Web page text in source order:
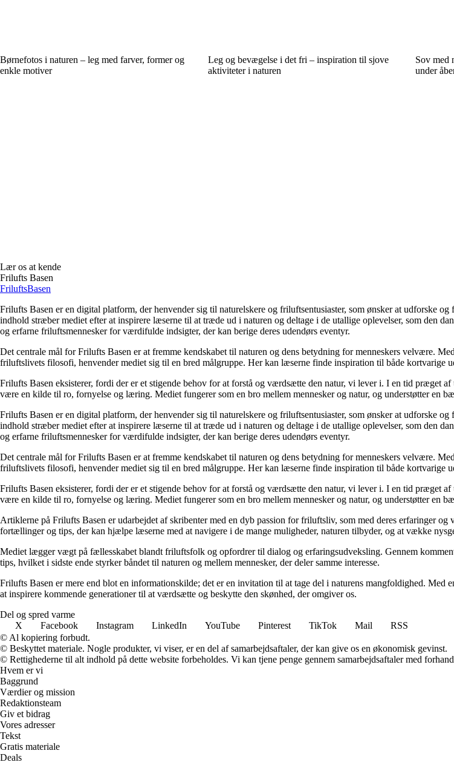
Børnefotos i naturen – leg med farver, former og
enkle motiver
Leg og bevægelse i det fri – inspiration til sjove
aktiviteter i naturen
Sov med
under
Lær os at kende
Frilufts Basen
FriluftsBasen
Frilufts Basen er en digital platform, der henvender sig til naturelskere og friluftsentusiaster, som ønsker at udforske
indhold stræber mediet efter at inspirere læserne til at træde ud i naturen og deltage i de utallige oplevelser, som den
og erfarne friluftsmennesker for værdifulde indsigter, der kan berige deres udendørs eventyr.
Det centrale mål for Frilufts Basen er at fremme kendskabet til naturen og dens betydning for menneskers velvære.
friluftslivets filosofi, henvender mediet sig til en bred målgruppe. Her kan læserne finde inspiration til både kortvarige
Frilufts Basen eksisterer, fordi der er et stigende behov for at forstå og værdsætte den natur, vi lever i. I en tid præget
være en kilde til ro, fornyelse og læring. Mediet fungerer som en bro mellem mennesker og natur, og understøtter en
Frilufts Basen er en digital platform, der henvender sig til naturelskere og friluftsentusiaster, som ønsker at udforske
indhold stræber mediet efter at inspirere læserne til at træde ud i naturen og deltage i de utallige oplevelser, som den
og erfarne friluftsmennesker for værdifulde indsigter, der kan berige deres udendørs eventyr.
Det centrale mål for Frilufts Basen er at fremme kendskabet til naturen og dens betydning for menneskers velvære.
friluftslivets filosofi, henvender mediet sig til en bred målgruppe. Her kan læserne finde inspiration til både kortvarige
Frilufts Basen eksisterer, fordi der er et stigende behov for at forstå og værdsætte den natur, vi lever i. I en tid præget
være en kilde til ro, fornyelse og læring. Mediet fungerer som en bro mellem mennesker og natur, og understøtter en
Artiklerne på Frilufts Basen er udarbejdet af skribenter med en dyb passion for friluftsliv, som med deres erfaringer
fortællinger og tips, der kan hjælpe læserne med at navigere i de mange muligheder, naturen tilbyder, og at vække
Mediet lægger vægt på fællesskabet blandt friluftsfolk og opfordrer til dialog og erfaringsudveksling. Gennem
tips, hvilket i sidste ende styrker båndet til naturen og mellem mennesker, der deler samme interesse.
Frilufts Basen er mere end blot en informationskilde; det er en invitation til at tage del i naturens mangfoldighed.
at inspirere kommende generationer til at værdsætte og beskytte den skønhed, der omgiver os.
Del og spred varme
X
Facebook Instagram LinkedIn YouTube Pinterest TikTok Mail
RSS
© Al kopiering forbudt.
© Beskyttet materiale. Nogle produkter, vi viser, er en del af samarbejdsaftaler, der kan give os en økonomisk gevinst.
© Rettighederne til alt indhold på dette website forbeholdes. Vi kan tjene penge gennem samarbejdsaftaler med
Hvem er vi
Baggrund
Værdier og mission
Redaktionsteam
Giv et bidrag
Vores adresser
Tekst
Gratis materiale
Deals